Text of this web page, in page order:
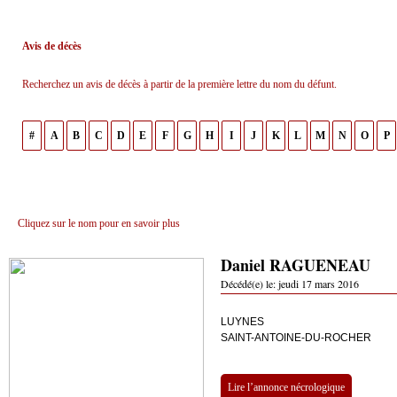
Avis de décès
Recherchez un avis de décès à partir de la première lettre du nom du défunt.
# A B C D E F G H I J K L M N O P
Cliquez sur le nom pour en savoir plus
Daniel RAGUENEAU
Décédé(e) le:jeudi 17 mars 2016
LUYNES
SAINT-ANTOINE-DU-ROCHER
Lire l’annonce nécrologique